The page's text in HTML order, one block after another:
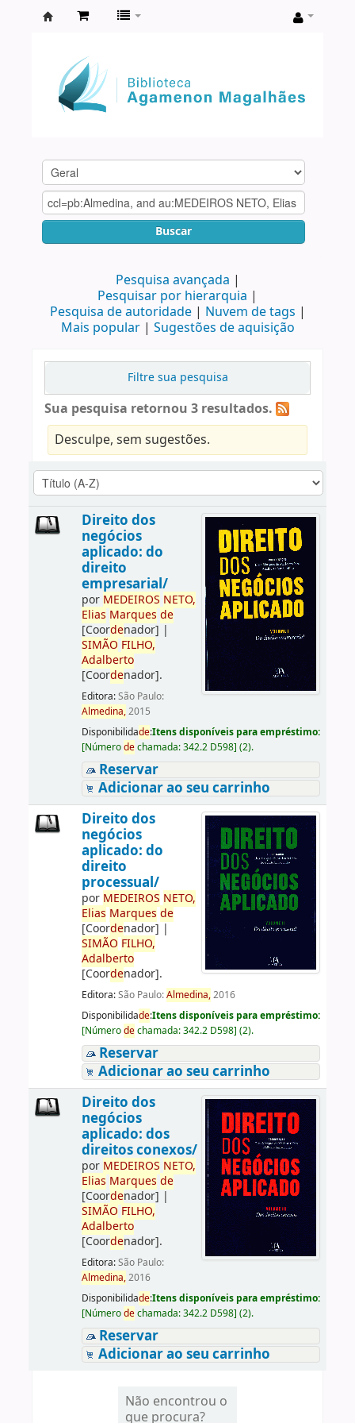
Agamenon
Magalhães
Buscar
Pesquisa avançada
Pesquisar por hierarquia
Pesquisa de autoridade
Nuvem de tags
Mais popular
Sugestões de aquisição
Filtre sua pesquisa
Sua pesquisa retornou 3 resultados.
Desculpe, sem sugestões.
Direito dos
negócios
aplicado: do
direito
empresarial/
por MEDEIROS NETO,
Elias Marques de
[Coordenador] |
SIMÃO FILHO,
Adalberto
[Coordenador].
Editora:São Paulo:
Almedina,2015
Disponibilidade:Itens disponíveis para empréstimo:
[Númerodechamada:342.2 D598] (2).
Reservar
Adicionar ao seu carrinho
Direito dos
negócios
aplicado: do
direito
processual/
por MEDEIROS NETO,
Elias Marques de
[Coordenador] |
SIMÃO FILHO,
Adalberto
[Coordenador].
Editora:São Paulo:Almedina,2016
Disponibilidade:Itens disponíveis para empréstimo:
[Númerodechamada:342.2 D598] (2).
Reservar
Adicionar ao seu carrinho
Direito dos
negócios
aplicado: dos
direitos conexos/
por MEDEIROS NETO,
Elias Marques de
[Coordenador] |
SIMÃO FILHO,
Adalberto
[Coordenador].
Editora:São Paulo:
Almedina,2016
Disponibilidade:Itens disponíveis para empréstimo:
[Númerodechamada:342.2 D598] (2).
Reservar
Adicionar ao seu carrinho
Não encontrou o
que procura?